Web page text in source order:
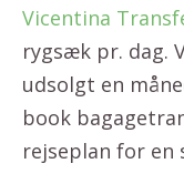
Vicentina
rygsæk pr. dag.
udsolgt en
book
rejseplan for en